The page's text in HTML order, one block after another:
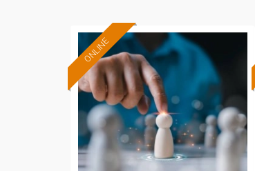
ONLINE
Formación 100%
subvencionada.
Para desempleados,
trabajadores y autónomos.
Sector
-Otros Servicios.